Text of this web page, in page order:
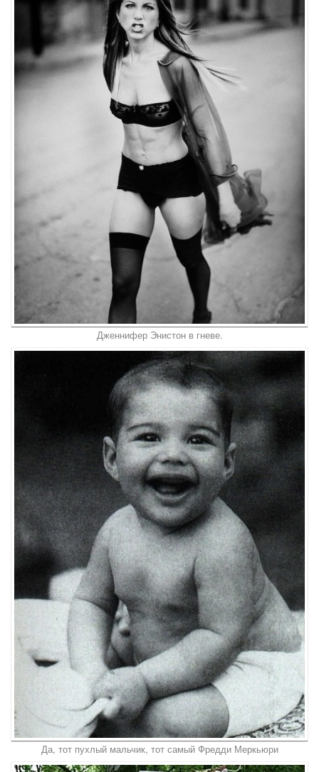
Дженнифер Энистон в гневе.
Да, тот пухлый мальчик, тот самый Фредди Меркьюри